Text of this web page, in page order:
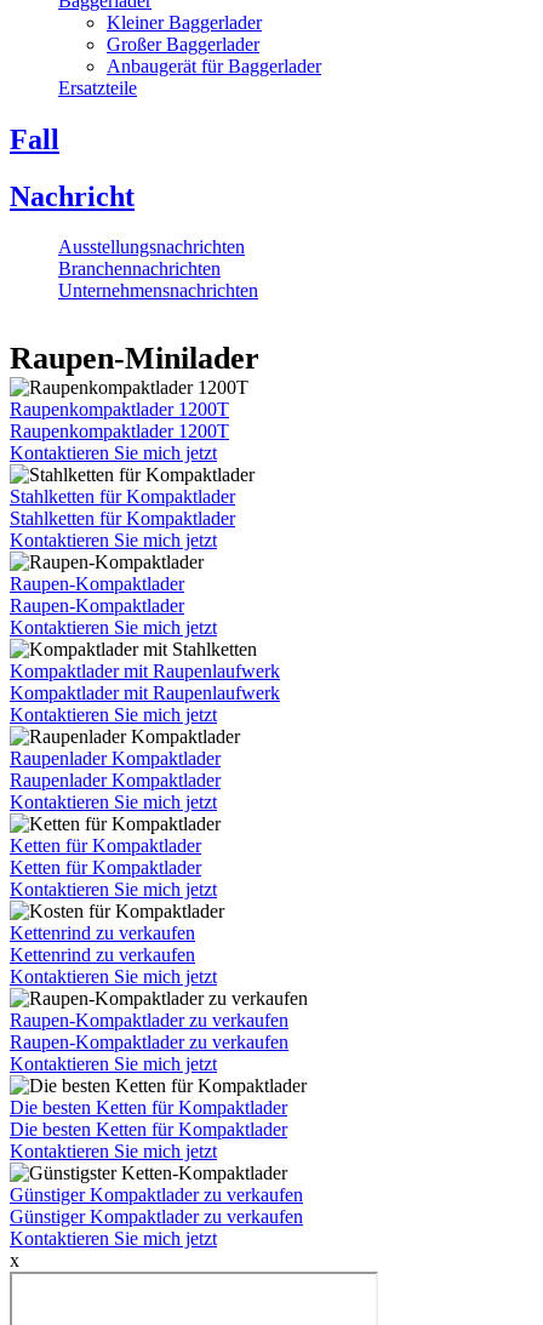
Kleiner Baggerlader
Großer Baggerlader
Anbaugerät für Baggerlader
Ersatzteile
Fall
Nachricht
Ausstellungsnachrichten
Branchennachrichten
Unternehmensnachrichten
Raupen-Minilader
Raupenkompaktlader 1200T
Raupenkompaktlader 1200T
Kontaktieren Sie mich jetzt
Stahlketten für Kompaktlader
Stahlketten für Kompaktlader
Kontaktieren Sie mich jetzt
Raupen-Kompaktlader
Raupen-Kompaktlader
Kontaktieren Sie mich jetzt
Kompaktlader mit Raupenlaufwerk
Kompaktlader mit Raupenlaufwerk
Kontaktieren Sie mich jetzt
Raupenlader Kompaktlader
Raupenlader Kompaktlader
Kontaktieren Sie mich jetzt
Ketten für Kompaktlader
Ketten für Kompaktlader
Kontaktieren Sie mich jetzt
Kettenrind zu verkaufen
Kettenrind zu verkaufen
Kontaktieren Sie mich jetzt
Raupen-Kompaktlader zu verkaufen
Raupen-Kompaktlader zu verkaufen
Kontaktieren Sie mich jetzt
Die besten Ketten für Kompaktlader
Die besten Ketten für Kompaktlader
Kontaktieren Sie mich jetzt
Günstiger Kompaktlader zu verkaufen
Günstiger Kompaktlader zu verkaufen
Kontaktieren Sie mich jetzt
x